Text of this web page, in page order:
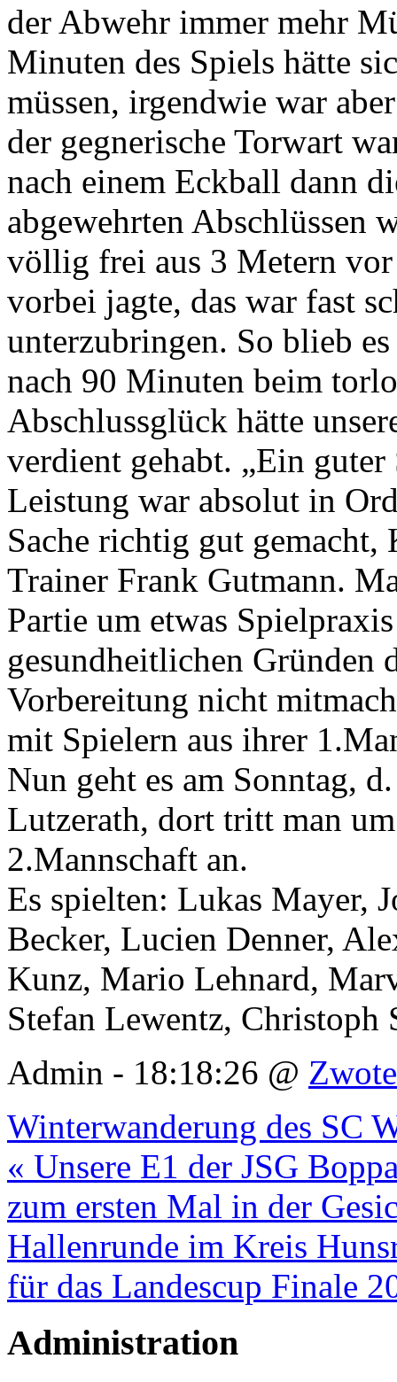
der Abwehr immer mehr
Minuten des Spiels hätte
müssen, irgendwie war
der gegnerische Torwart
nach einem Eckball dann
abgewehrten Abschlüssen
völlig frei aus 3 Metern
vorbei jagte, das war fast
unterzubringen. So blieb
nach 90 Minuten beim
Abschlussglück hätte
verdient gehabt. „Ein
Leistung war absolut in
Sache richtig gut
Trainer Frank Gutmann.
Partie um etwas
gesundheitlichen Gründen
Vorbereitung nicht
mit Spielern aus ihrer
Nun geht es am Sonntag,
Lutzerath, dort tritt man
2.Mannschaft an.
Es spielten: Lukas Mayer,
Becker, Lucien Denner,
Kunz, Mario Lehnard,
Stefan Lewentz,
Admin - 18:18:26 @ Zwote
Winterwanderung des SC
« Unsere E1 der JSG
zum ersten Mal in der
Hallenrunde im Kreis
für das Landescup Finale
Administration